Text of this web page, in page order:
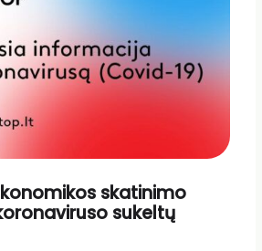
skatinimo
sukeltų